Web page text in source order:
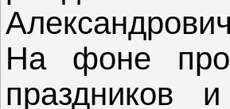
На фоне
праздников